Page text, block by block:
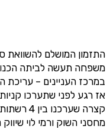
התזמון המושלם להשוואת
משפחה תעשה לביתה
במרכז העניינים –
אז רגע לפני שתערכו
קצרה
מחסני השוק ורמי לוי